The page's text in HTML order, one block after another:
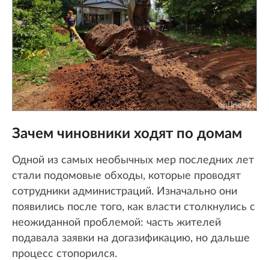
Зачем чиновники ходят по домам
Одной из самых необычных мер последних лет
стали подомовые обходы, которые проводят
сотрудники администраций. Изначально они
появились после того, как власти столкнулись с
неожиданной проблемой: часть жителей
подавала заявки на догазификацию, но дальше
процесс стопорился.